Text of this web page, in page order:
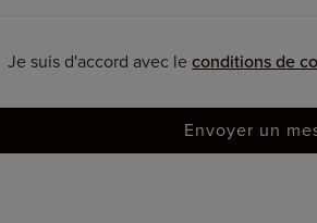
Je suis d'accord avec leconditions de
Envoyer un